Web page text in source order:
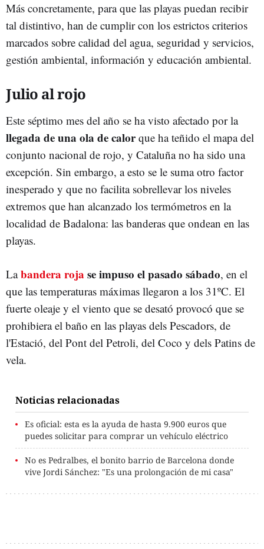
Más concretamente, para que las playas puedan recibir
tal distintivo, han de cumplir con los estrictos criterios
marcados sobre calidad del agua, seguridad y servicios,
gestión ambiental, información y educación ambiental.
Julio al rojo
Este séptimo mes del año se ha visto afectado por la
llegada de una ola de calorque ha teñido el mapa del
conjunto nacional de rojo, y Cataluña no ha sido una
excepción. Sin embargo, a esto se le suma otro factor
inesperado y que no facilita sobrellevar los niveles
extremos que han alcanzado los termómetros en la
localidad de Badalona: las banderas que ondean en las
playas.
Labandera roja se impuso el pasado sábado, en el
que las temperaturas máximas llegaron a los 31ºC. El
fuerte oleaje y el viento que se desató provocó que se
prohibiera el baño en las playas dels Pescadors, de
l'Estació, del Pont del Petroli, del Coco y dels Patins de
vela.
Noticias relacionadas
Es oficial: esta es la ayuda de hasta 9.900 euros que
puedes solicitar para comprar un vehículo eléctrico
No es Pedralbes, el bonito barrio de Barcelona donde
vive Jordi Sánchez: "Es una prolongación de mi casa"